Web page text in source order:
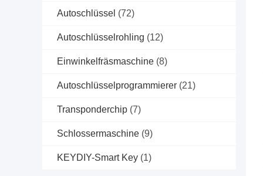
Autoschlüssel (72)
Autoschlüsselrohling (12)
Einwinkelfräsmaschine (8)
Autoschlüsselprogrammierer (21)
Transponderchip (7)
Schlossermaschine (9)
KEYDIY-Smart Key (1)